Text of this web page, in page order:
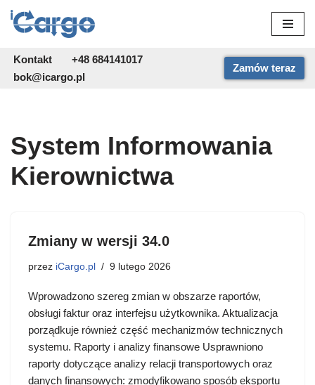
do
treści
Kontakt
+48 684141017
bok@icargo.pl
Zamów teraz
System Informowania
Kierownictwa
Zmiany w wersji 34.0
przez iCargo.pl 9 lutego 2026
Wprowadzono szereg zmian w obszarze raportów,
obsługi faktur oraz interfejsu użytkownika. Aktualizacja
porządkuje również część mechanizmów technicznych
systemu. Raporty i analizy finansowe Usprawniono
raporty dotyczące analizy relacji transportowych oraz
danych finansowych: zmodyfikowano sposób eksportu